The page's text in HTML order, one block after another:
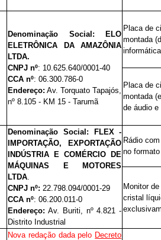
Denominação Social:
ELO
ELETRÔNICA DA AMAZÔNIA
LTDA.
CNPJ nº: 10.625.640/0001-40
CCA nº:06.300.786-0
Endereço: Av. Torquato Tapajós,
nº 8.105 - KM 15 - Tarumã
Placa de
montada
Placa de
montada
de áudio
Denominação Social:
FLEX -
IMPORTAÇÃO, EXPORTAÇÃO
INDÚSTRIA E COMÉRCIO DE
MÁQUINAS E MOTORES
LTDA.
CNPJ nº:22.798.094/0001-29
CCA nº:06.200.011-0
Endereço: Av. Buriti, nº4.821 -
Distrito Industrial
Rádio
no
Monitor
cristal
Nova redação dada pelo Decreto